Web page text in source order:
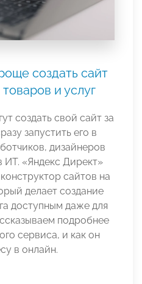
создать сайт
и услуг
создать свой сайт за
запустить его в
дизайнеров
ИТ. «Яндекс Директ»
сайтов на
делает создание
доступным даже для
подробнее
сервиса, и как он
в онлайн.